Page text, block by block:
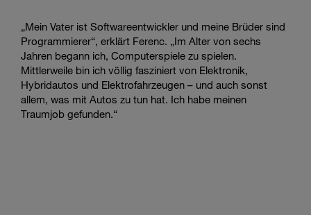
„Mein Vater ist Softwareentwickler und meine Brüder sind
Programmierer“, erklärt Ferenc. „Im Alter von sechs
Jahren begann ich, Computerspiele zu spielen.
Mittlerweile bin ich völlig fasziniert von Elektronik,
Hybridautos und Elektrofahrzeugen – und auch sonst
allem, was mit Autos zu tun hat. Ich habe meinen
Traumjob gefunden.“